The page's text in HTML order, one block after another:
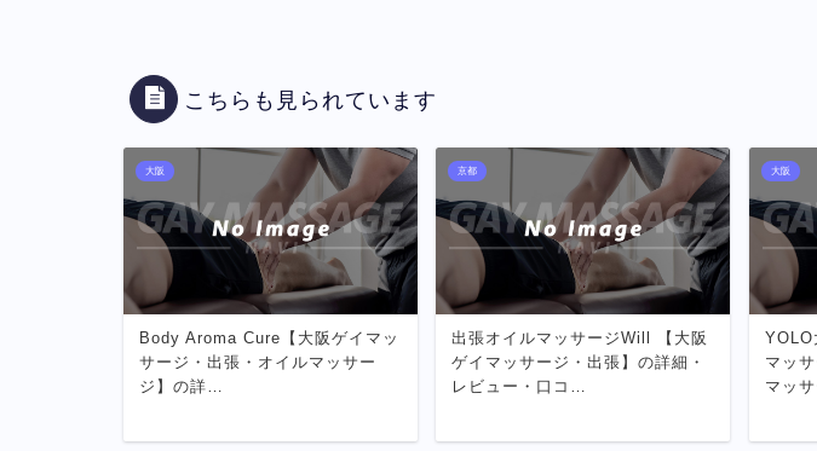
こちらも見られています
大阪
Body Aroma Cure【大阪ゲイマッ
サージ・出張・オイルマッサー
ジ】の詳…
京都
出張オイルマッサージWill 【大阪
ゲイマッサージ・出張】の詳細・
レビュー・口コ…
大阪
YOLO
マッ
マッ